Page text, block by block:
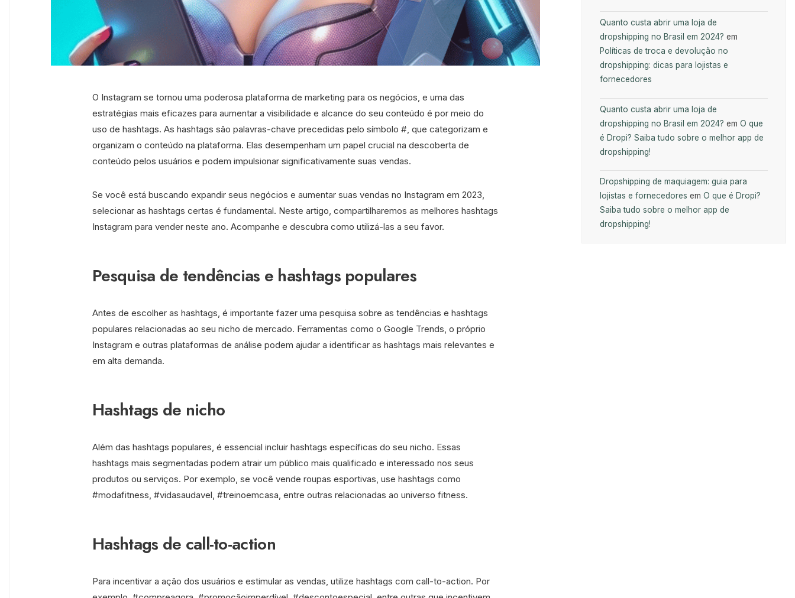
O Instagram se tornou uma poderosa plataforma de marketing para os negócios, e uma das
estratégias mais eficazes para aumentar a visibilidade e alcance do seu conteúdo é por meio do
uso de hashtags. As hashtags são palavras-chave precedidas pelo símbolo #, que categorizam e
organizam o conteúdo na plataforma. Elas desempenham um papel crucial na descoberta de
conteúdo pelos usuários e podem impulsionar significativamente suas vendas.
Se você está buscando expandir seus negócios e aumentar suas vendas no Instagram em 2023,
selecionar as hashtags certas é fundamental. Neste artigo, compartilharemos as melhores hashtags
Instagram para vender neste ano. Acompanhe e descubra como utilizá-las a seu favor.
Pesquisa de tendências e hashtags populares
Antes de escolher as hashtags, é importante fazer uma pesquisa sobre as tendências e hashtags
populares relacionadas ao seu nicho de mercado. Ferramentas como o Google Trends, o próprio
Instagram e outras plataformas de análise podem ajudar a identificar as hashtags mais relevantes e
em alta demanda.
Hashtags de nicho
Além das hashtags populares, é essencial incluir hashtags específicas do seu nicho. Essas
hashtags mais segmentadas podem atrair um público mais qualificado e interessado nos seus
produtos ou serviços. Por exemplo, se você vende roupas esportivas, use hashtags como
#modafitness, #vidasaudavel, #treinoemcasa, entre outras relacionadas ao universo fitness.
Hashtags de call-to-action
Para incentivar a ação dos usuários e estimular as vendas, utilize hashtags com call-to-action. Por
Quanto custa abrir uma loja de
dropshipping no Brasil em 2024? em
Políticas de troca e devolução no
dropshipping: dicas para lojistas e
fornecedores
Quanto custa abrir uma loja de
dropshipping no Brasil em 2024? em O que
é Dropi? Saiba tudo sobre o melhor app de
dropshipping!
Dropshipping de maquiagem: guia para
lojistas e fornecedores em O que é Dropi?
Saiba tudo sobre o melhor app de
dropshipping!